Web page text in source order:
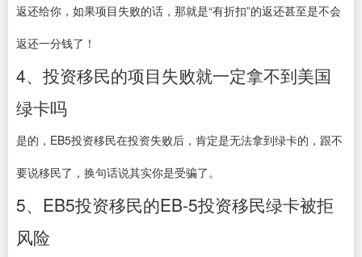
返还给你，如果项目失败的话，那就是“有折扣”的返还甚至是不会
返还一分钱了！
4、投资移民的项目失败就一定拿不到美国
绿卡吗
是的，EB5投资移民在投资失败后，肯定是无法拿到绿卡的，跟不
要说移民了，换句话说其实你是受骗了。
5、EB5投资移民的EB-5投资移民绿卡被拒
风险